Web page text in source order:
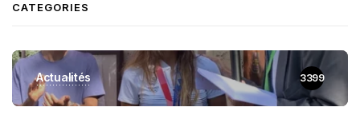
CATEGORIES
Actualités 3399